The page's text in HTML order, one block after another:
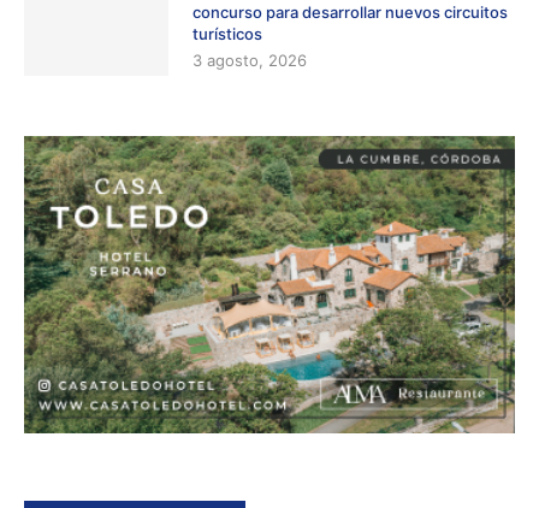
concurso para desarrollar nuevos circuitos
turísticos
3 agosto, 2026